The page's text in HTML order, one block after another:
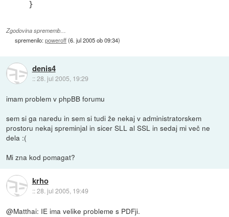
Zgodovina sprememb…
spremenilo:poweroff(6. jul 2005 ob 09:34)
denis4
::28. jul 2005, 19:29
imam problem v phpBB forumu
sem si ga naredu in sem si tudi že nekaj v administratorskem
prostoru nekaj spreminjal in sicer SLL al SSL in sedaj mi več ne
dela :(
Mi zna kod pomagat?
krho
::28. jul 2005, 19:49
@Matthai: IE ima velike probleme s PDFji.